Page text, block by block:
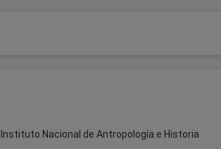
Instituto Nacional de Antropología e Historia